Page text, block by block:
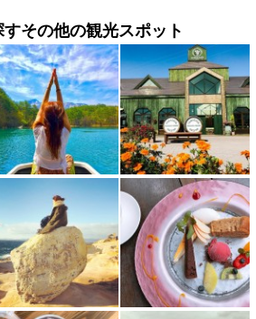
その他の観光スポット